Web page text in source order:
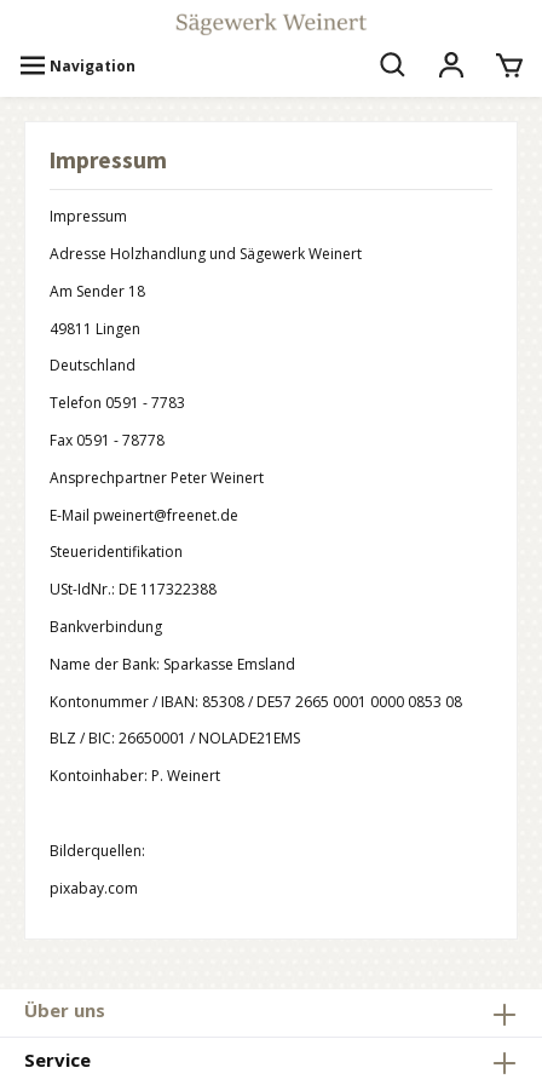
Navigation
Impressum
Impressum
Adresse Holzhandlung und Sägewerk Weinert
Am Sender 18
49811 Lingen
Deutschland
Telefon 0591 - 7783
Fax 0591 - 78778
Ansprechpartner Peter Weinert
E-Mail pweinert@freenet.de
Steueridentifikation
USt-IdNr.: DE 117322388
Bankverbindung
Name der Bank: Sparkasse Emsland
Kontonummer / IBAN: 85308 / DE57 2665 0001 0000 0853 08
BLZ / BIC: 26650001 / NOLADE21EMS
Kontoinhaber: P. Weinert
Bilderquellen:
pixabay.com
Über uns
Service